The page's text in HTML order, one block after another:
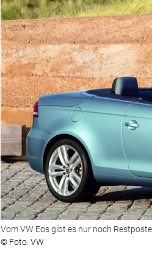
Vom VW Eos gibt es nur noch
© Foto: VW